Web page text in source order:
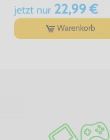
jetzt nur22,99 €
Warenkorb